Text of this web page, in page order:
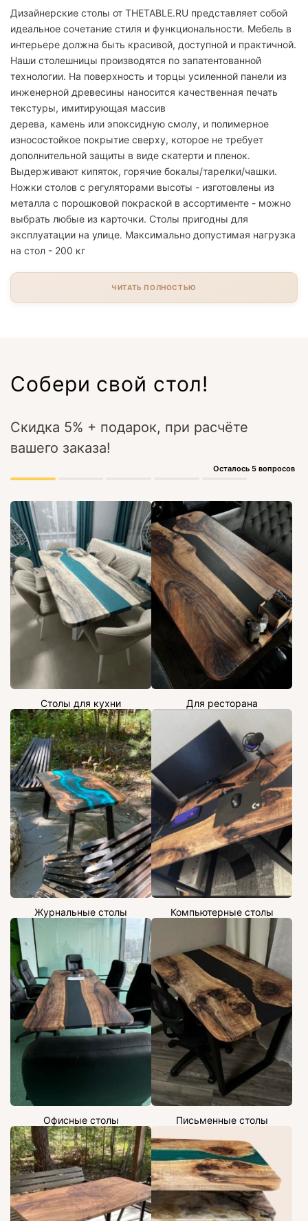
Дизайнерские столы от THETABLE.RU представляет собой
идеальное сочетание стиля и функциональности. Мебель в
интерьере должна быть красивой, доступной и практичной.
Наши столешницы производятся по запатентованной
технологии. На поверхность и торцы усиленной панели из
инженерной древесины наносится качественная печать
текстуры, имитирующая массив
дерева, камень или эпоксидную смолу, и полимерное
износостойкое покрытие сверху, которое не требует
дополнительной защиты в виде скатерти и пленок.
Выдерживают кипяток, горячие бокалы/тарелки/чашки.
Ножки столов с регуляторами высоты - изготовлены из
металла с порошковой покраской в ассортименте - можно
выбрать любые из карточки. Столы пригодны для
эксплуатации на улице. Максимально допустимая нагрузка
на стол - 200 кг
ЧИТАТЬ ПОЛНОСТЬЮ
Собери свой стол!
Скидка 5% + подарок, при расчёте
вашего заказа!
Осталось 5 вопросов
Столы для кухни Для ресторана
Журнальные столы Компьютерные столы
Офисные столы Письменные столы